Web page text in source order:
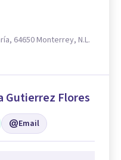
64650 Monterrey, N.L.
Gutierrez Flores
Email